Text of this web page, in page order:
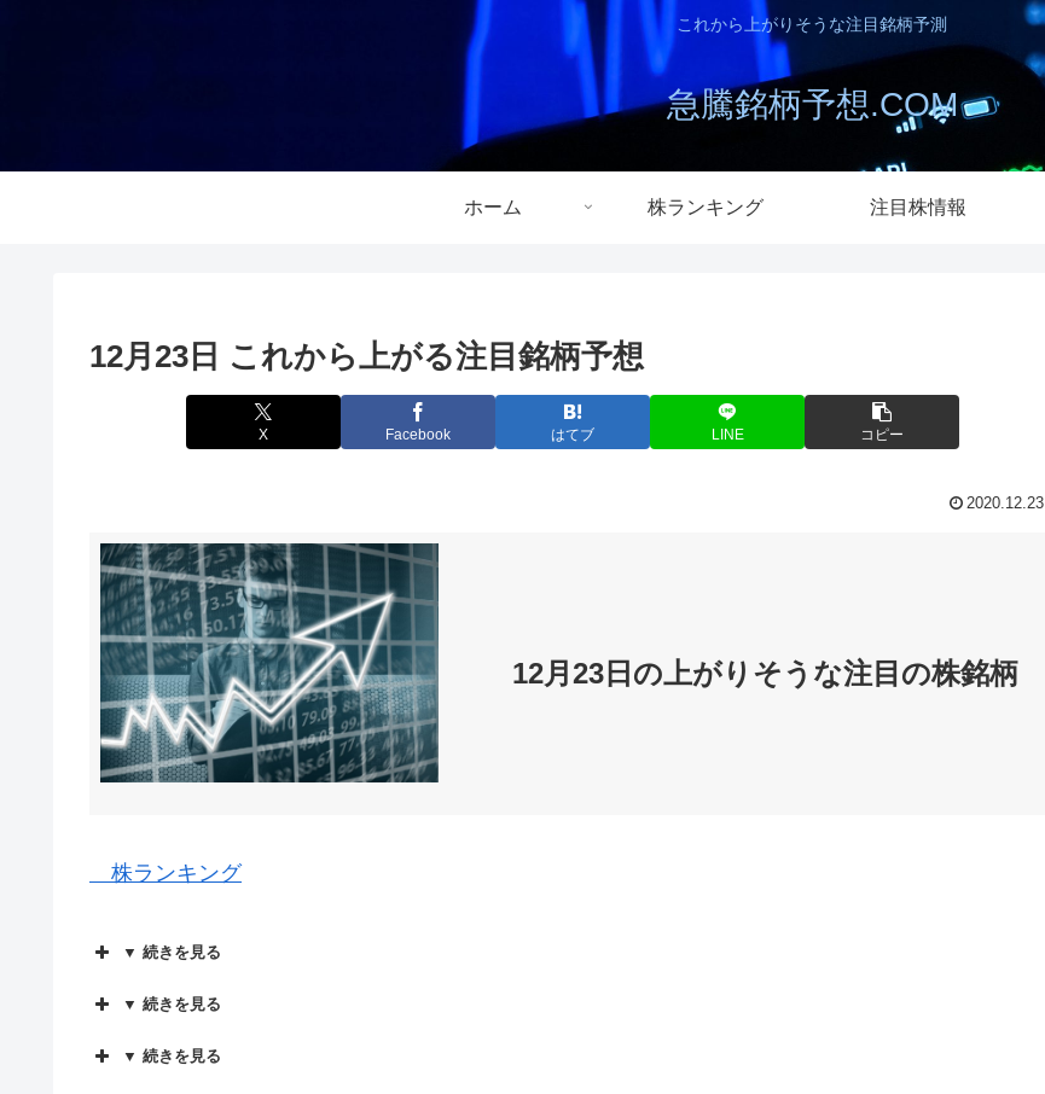
これから上がりそうな注目銘柄予測
急騰銘柄予想.COM
ホーム 株ランキング 注目株情報
12月23日 これから上がる注目銘柄予想
X Facebook はてブ LINE コピー
2020.12.23
12月23日の上がりそうな注目の株銘柄
株ランキング
▼ 続きを見る
▼ 続きを見る
▼ 続きを見る